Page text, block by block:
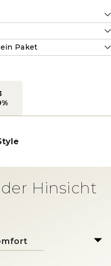
Paket
Hinsicht